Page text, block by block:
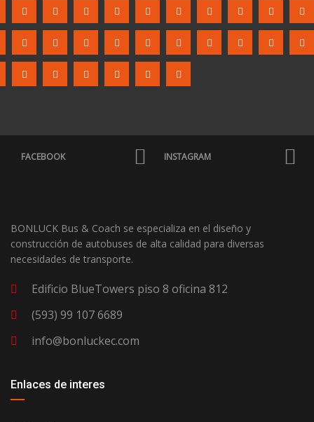
FACEBOOK INSTAGRAM
BONLUCK Bus & Coach se especializa en el diseño y
construcción de autobuses de alta calidad para diversas
necesidades de transporte.
Edificio BlueTowers piso 8 oficina 812
(593) 99 107 6689
info@bonluckec.com
Enlaces de interes